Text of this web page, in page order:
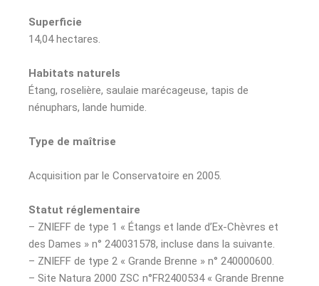
Superficie
14,04 hectares.
Habitats naturels
Étang, roselière, saulaie marécageuse, tapis de
nénuphars, lande humide.
Type de maîtrise
Acquisition par le Conservatoire en 2005.
Statut réglementaire
– ZNIEFF de type 1 « Étangs et lande d’Ex-Chèvres et
des Dames » n° 240031578, incluse dans la suivante.
– ZNIEFF de type 2 « Grande Brenne » n° 240000600.
– Site Natura 2000 ZSC n°FR2400534 « Grande Brenne